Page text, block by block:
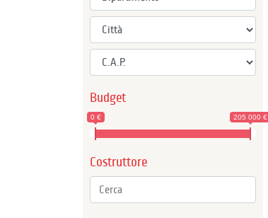
Budget
0 € 205 000 €
Costruttore